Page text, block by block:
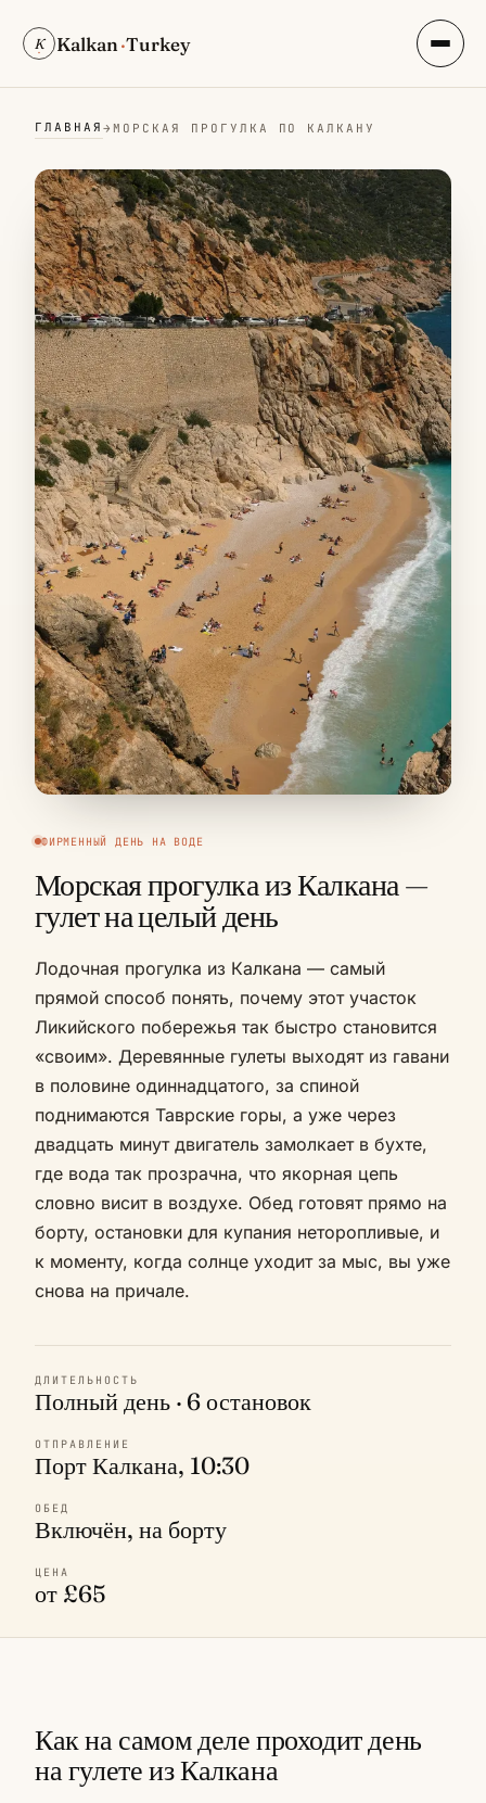
K Kalkan·Turkey
ГЛАВНАЯ → МОРСКАЯ ПРОГУЛКА ПО КАЛКАНУ
ФИРМЕННЫЙ ДЕНЬ НА ВОДЕ
Морская прогулка из Калкана —
гулет на целый день
Лодочная прогулка из Калкана — самый
прямой способ понять, почему этот участок
Ликийского побережья так быстро становится
«своим». Деревянные гулеты выходят из гавани
в половине одиннадцатого, за спиной
поднимаются Таврские горы, а уже через
двадцать минут двигатель замолкает в бухте,
где вода так прозрачна, что якорная цепь
словно висит в воздухе. Обед готовят прямо на
борту, остановки для купания неторопливые, и
к моменту, когда солнце уходит за мыс, вы уже
снова на причале.
ДЛИТЕЛЬНОСТЬ
Полный день · 6 остановок
ОТПРАВЛЕНИЕ
Порт Калкана, 10:30
ОБЕД
Включён, на борту
ЦЕНА
от £65
Как на самом деле проходит день
на гулете из Калкана